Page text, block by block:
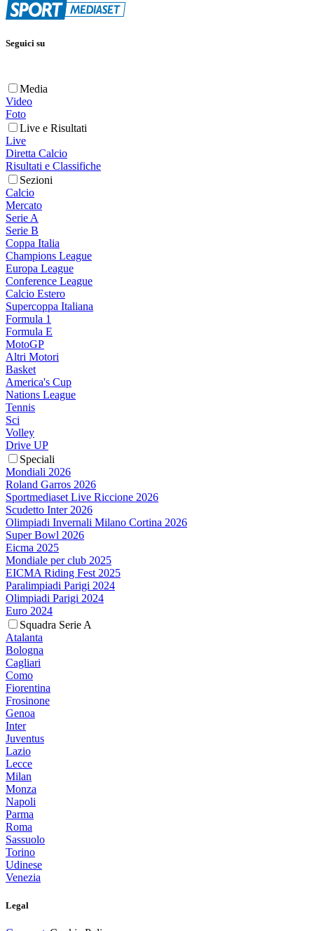
Seguici su
Media
Video
Foto
Live e Risultati
Live
Diretta Calcio
Risultati e Classifiche
Sezioni
Calcio
Mercato
Serie A
Serie B
Coppa Italia
Champions League
Europa League
Conference League
Calcio Estero
Supercoppa Italiana
Formula 1
Formula E
MotoGP
Altri Motori
Basket
America's Cup
Nations League
Tennis
Sci
Volley
Drive UP
Speciali
Mondiali 2026
Roland Garros 2026
Sportmediaset Live Riccione 2026
Scudetto Inter 2026
Olimpiadi Invernali Milano Cortina 2026
Super Bowl 2026
Eicma 2025
Mondiale per club 2025
EICMA Riding Fest 2025
Paralimpiadi Parigi 2024
Olimpiadi Parigi 2024
Euro 2024
Squadra Serie A
Atalanta
Bologna
Cagliari
Como
Fiorentina
Frosinone
Genoa
Inter
Juventus
Lazio
Lecce
Milan
Monza
Napoli
Parma
Roma
Sassuolo
Torino
Udinese
Venezia
Legal